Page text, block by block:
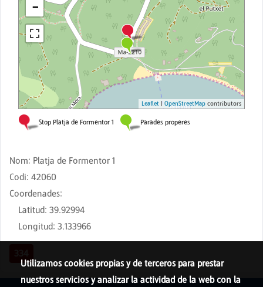
Nom: Platja de Formentor 1
Codi: 42060
Coordenades:
Latitud: 39.92994
Longitud: 3.133966
Utilizamos cookies propias y de terceros para prestar
nuestros servicios y analizar la actividad de la web con la